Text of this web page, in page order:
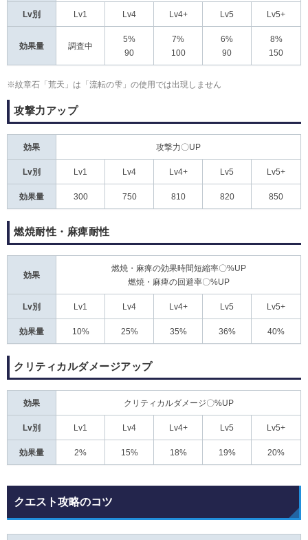
Lv別 Lv1 Lv4 Lv4+ Lv5 Lv5+
効果量 調査中
5%
90
7%
100
6%
90
8%
150
※紋章石「荒天」は「流転の雫」の使用では出現しません
攻撃力アップ
効果 攻撃力〇UP
Lv別 Lv1 Lv4 Lv4+ Lv5 Lv5+
効果量 300 750 810 820 850
燃焼耐性・麻痺耐性
効果
燃焼・麻痺の効果時間短縮率〇%UP
燃焼・麻痺の回避率〇%UP
Lv別 Lv1 Lv4 Lv4+ Lv5 Lv5+
効果量 10% 25% 35% 36% 40%
クリティカルダメージアップ
効果 クリティカルダメージ〇%UP
Lv別 Lv1 Lv4 Lv4+ Lv5 Lv5+
効果量 2% 15% 18% 19% 20%
クエスト攻略のコツ